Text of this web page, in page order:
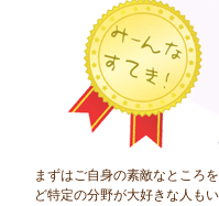
まずはご自身の素敵なところ
ど特定の分野が大好きな人も